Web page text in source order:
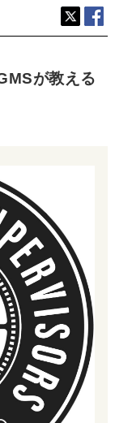
が教える